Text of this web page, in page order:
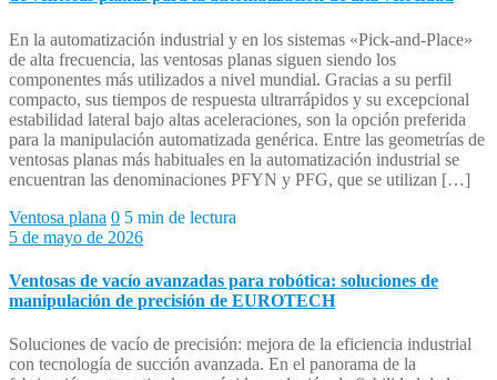
En la automatización industrial y en los sistemas «Pick-and-Place»
de alta frecuencia, las ventosas planas siguen siendo los
componentes más utilizados a nivel mundial. Gracias a su perfil
compacto, sus tiempos de respuesta ultrarrápidos y su excepcional
estabilidad lateral bajo altas aceleraciones, son la opción preferida
para la manipulación automatizada genérica. Entre las geometrías de
ventosas planas más habituales en la automatización industrial se
encuentran las denominaciones PFYN y PFG, que se utilizan […]
Ventosa plana 0 5 min de lectura
5 de mayo de 2026
Ventosas de vacío avanzadas para robótica: soluciones de
manipulación de precisión de EUROTECH
Soluciones de vacío de precisión: mejora de la eficiencia industrial
con tecnología de succión avanzada. En el panorama de la